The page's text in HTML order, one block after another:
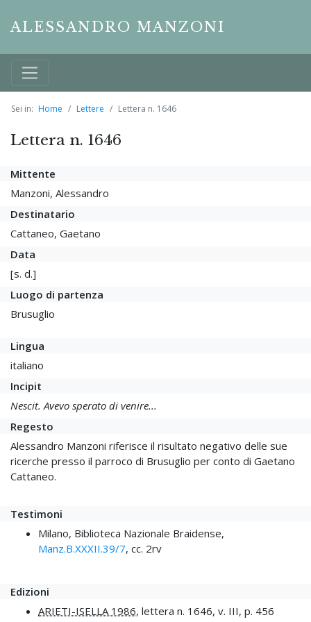
ALESSANDRO MANZONI
Sei in: Home Lettere Lettera n. 1646
Lettera n. 1646
Mittente
Manzoni, Alessandro
Destinatario
Cattaneo, Gaetano
Data
[s. d.]
Luogo di partenza
Brusuglio
Lingua
italiano
Incipit
Nescit. Avevo sperato di venire...
Regesto
Alessandro Manzoni riferisce il risultato negativo delle sue
ricerche presso il parroco di Brusuglio per conto di Gaetano
Cattaneo.
Testimoni
Milano, Biblioteca Nazionale Braidense,
Manz.B.XXXII.39/7, cc. 2rv
Edizioni
ARIETI-ISELLA 1986, lettera n. 1646, v. III, p. 456